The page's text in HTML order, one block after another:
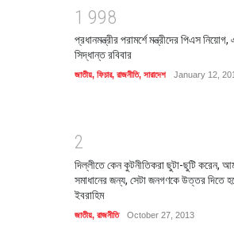
1 998
প্রধানমন্ত্রীর পরামর্শে মন্ত্রীদের পিএস
সিদ্ধান্ত রবিবার
জাতীয়, ফিচার, রাজনীতি, সারাদেশ January 12,
2
দিল্লীতে কেন কুটনীতিকরা ছুটা-ছুটি করেন,
সমাধানের জন্য, সেটা জনগণকে উত্তর দিতে
ইবরাহিম
জাতীয়, রাজনীতি October 27, 2013